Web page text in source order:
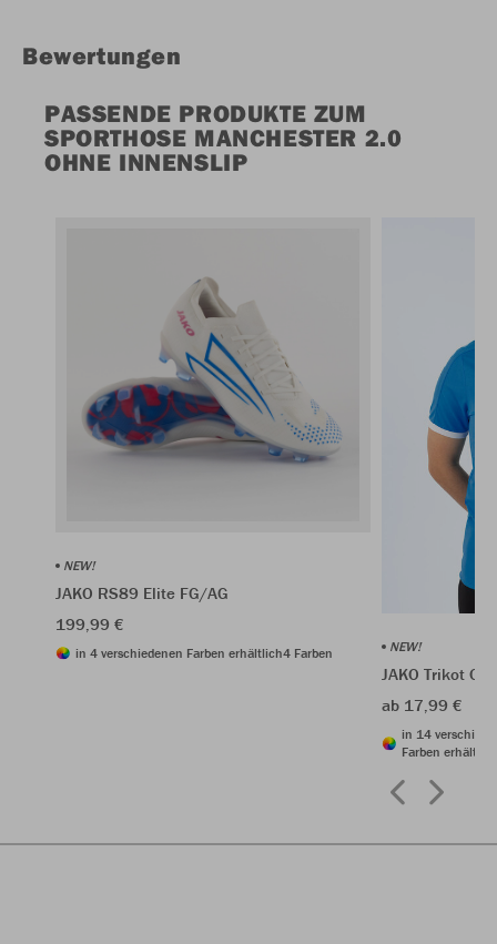
Bewertungen
PASSENDE PRODUKTE ZUM
SPORTHOSE MANCHESTER 2.0
OHNE INNENSLIP
NEW!
JAKO RS89 Elite FG/AG
199,99 €
in 4 verschiedenen Farben erhältlich4 Farben NEW!
JAKO Trikot
ab 17,99 €
in 14
Farben